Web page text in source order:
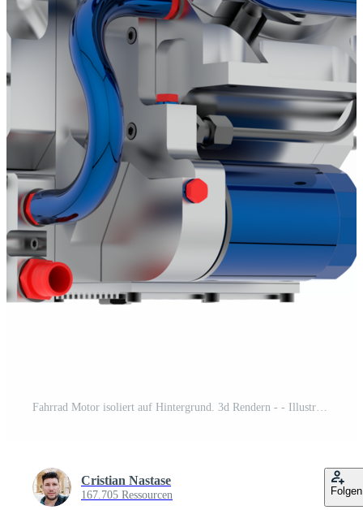
Fahrrad Motor isoliert auf Hintergrund. 3d Rendern - - Illustration Kostenloses PNG
Cristian Nastase
167.705 Ressourcen Folgen